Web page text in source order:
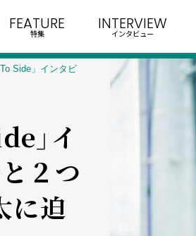
FEATURE
特集
INTERVIEW
インタビュー
Side」インタビ
」イ
と２つ
に迫